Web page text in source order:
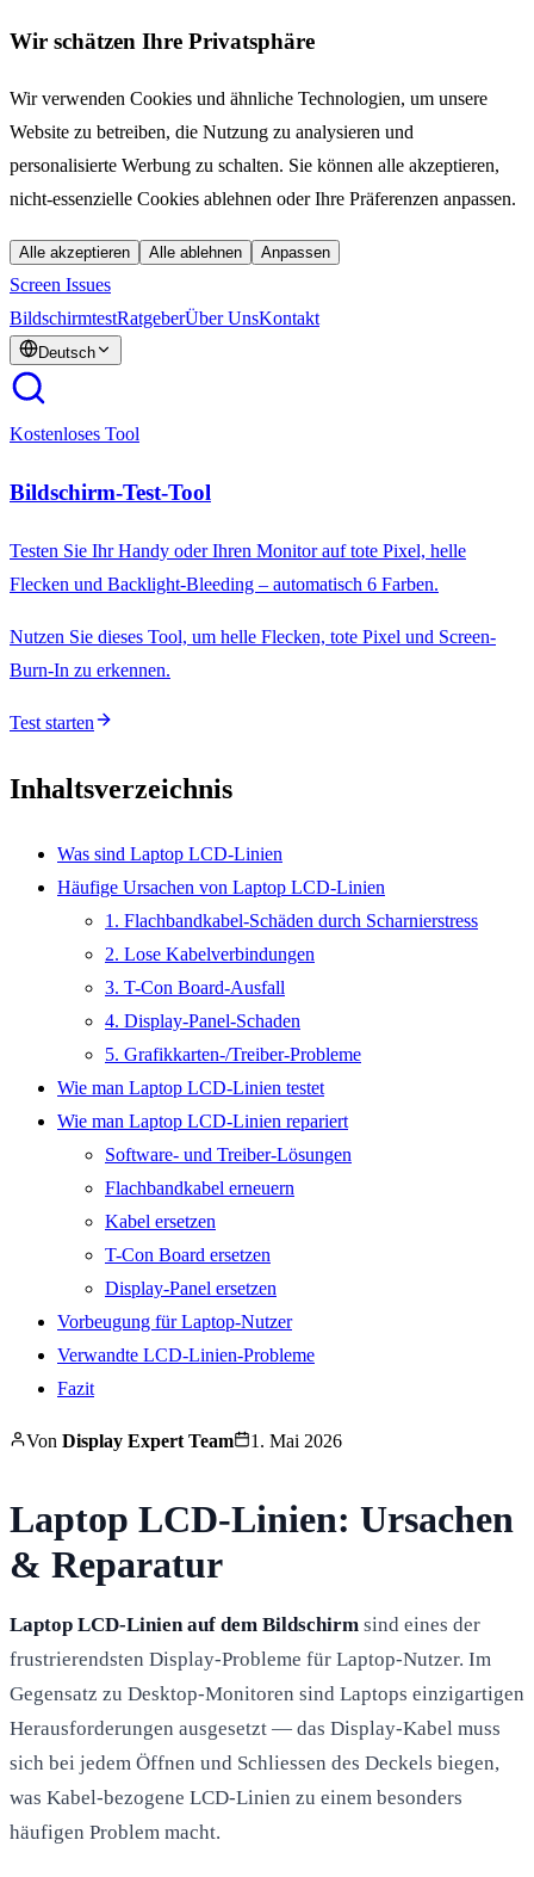
Wir schätzen Ihre Privatsphäre
Wir verwenden Cookies und ähnliche Technologien, um unsere
Website zu betreiben, die Nutzung zu analysieren und
personalisierte Werbung zu schalten. Sie können alle akzeptieren,
nicht-essenzielle Cookies ablehnen oder Ihre Präferenzen anpassen.
Alle akzeptieren Alle ablehnen Anpassen
Screen Issues
BildschirmtestRatgeberÜber UnsKontakt
Deutsch
Kostenloses Tool
Bildschirm-Test-Tool
Testen Sie Ihr Handy oder Ihren Monitor auf tote Pixel, helle
Flecken und Backlight-Bleeding – automatisch 6 Farben.
Nutzen Sie dieses Tool, um helle Flecken, tote Pixel und Screen-
Burn-In zu erkennen.
Test starten
Inhaltsverzeichnis
Was sind Laptop LCD-Linien
Häufige Ursachen von Laptop LCD-Linien
1. Flachbandkabel-Schäden durch Scharnierstress
2. Lose Kabelverbindungen
3. T-Con Board-Ausfall
4. Display-Panel-Schaden
5. Grafikkarten-/Treiber-Probleme
Wie man Laptop LCD-Linien testet
Wie man Laptop LCD-Linien repariert
Software- und Treiber-Lösungen
Flachbandkabel erneuern
Kabel ersetzen
T-Con Board ersetzen
Display-Panel ersetzen
Vorbeugung für Laptop-Nutzer
Verwandte LCD-Linien-Probleme
Fazit
Von Display Expert Team 1. Mai 2026
Laptop LCD-Linien: Ursachen
& Reparatur
Laptop LCD-Linien auf dem Bildschirm sind eines der
frustrierendsten Display-Probleme für Laptop-Nutzer. Im
Gegensatz zu Desktop-Monitoren sind Laptops einzigartigen
Herausforderungen ausgesetzt — das Display-Kabel muss
sich bei jedem Öffnen und Schliessen des Deckels biegen,
was Kabel-bezogene LCD-Linien zu einem besonders
häufigen Problem macht.